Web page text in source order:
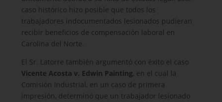
caso histórico hizo posible que todos los
trabajadores indocumentados lesionados pudieran
recibir beneficios de compensación laboral en
Carolina del Norte.
El Sr. Latorre también argumentó con éxito el caso
Vicente Acosta v. Edwin Painting, en el cual la
Comisión Industrial, en un caso de primera
impresión, determinó que un trabajador lesionado